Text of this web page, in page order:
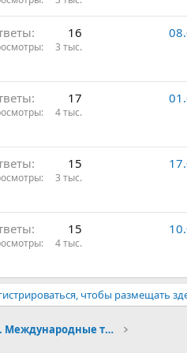
16
3 тыс.
17
4 тыс.
15
3 тыс.
15
4 тыс.
чтобы размещать
Прогнозы на футбол. Международные турниры